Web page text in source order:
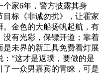
个家6年，警方披露其身
标《非诚勿扰》，让霍家
。金色的大船扬帆起航，有
有光彩，保镖开道；靠着
未界的新工具免费看灯展
“这才是返璞，要做的是
一众男嘉宾的青睐，可是